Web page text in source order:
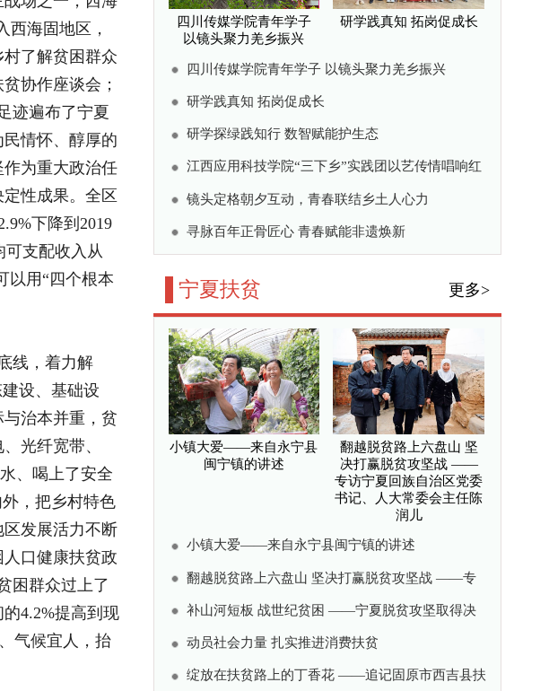
小镇大爱——来自永宁县
闽宁镇的讲述 决打赢脱贫攻坚战 ——
书记、人大常委会主任陈
润儿
小镇大爱——来自永宁县闽宁镇的讲述
翻越脱贫路上六盘山 坚决打赢脱贫攻坚战 ——专
儿
补山河短板 战世纪贫困 ——宁夏脱贫攻坚取得决
动员社会力量 扎实推进消费扶贫
绽放在扶贫路上的丁香花 ——追记固原市西吉县扶
贫干部撒凤虎
http://www.sina.com.cn/
010—59195820
公共微信